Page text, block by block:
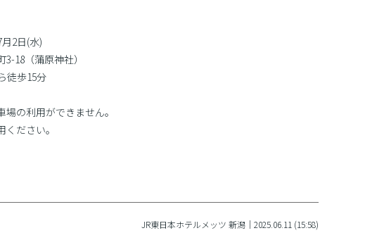
2日(水)
18（蒲原神社）
徒歩15分
の利用ができません。
ださい。
JR東日本ホテルメッツ 新潟｜2025.06.11 (15:58)